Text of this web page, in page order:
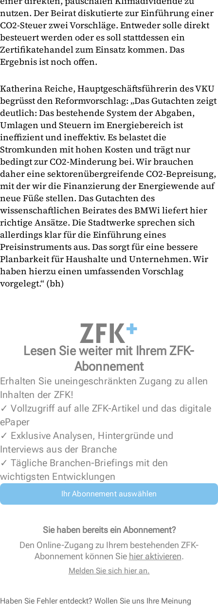
nutzen. Der Beirat diskutierte zur Einführung einer
CO2-Steuer zwei Vorschläge. Entweder solle direkt
besteuert werden oder es soll stattdessen ein
Zertifikatehandel zum Einsatz kommen. Das
Ergebnis ist noch offen.
Katherina Reiche, Hauptgeschäftsführerin des VKU
begrüsst den Reformvorschlag: „Das Gutachten zeigt
deutlich: Das bestehende System der Abgaben,
Umlagen und Steuern im Energiebereich ist
ineffizient und ineffektiv. Es belastet die
Stromkunden mit hohen Kosten und trägt nur
bedingt zur CO2-Minderung bei. Wir brauchen
daher eine sektorenübergreifende CO2-Bepreisung,
mit der wir die Finanzierung der Energiewende auf
neue Füße stellen. Das Gutachten des
wissenschaftlichen Beirates des BMWi liefert hier
richtige Ansätze. Die Stadtwerke sprechen sich
allerdings klar für die Einführung eines
Preisinstruments aus. Das sorgt für eine bessere
Planbarkeit für Haushalte und Unternehmen. Wir
haben hierzu einen umfassenden Vorschlag
vorgelegt.“ (bh)
Lesen Sie weiter mit Ihrem ZFK-
Abonnement
Erhalten Sie uneingeschränkten Zugang zu allen
Inhalten der ZFK!
✓ Vollzugriff auf alle ZFK-Artikel und das digitale
ePaper
✓ Exklusive Analysen, Hintergründe und
Interviews aus der Branche
✓ Tägliche Branchen-Briefings mit den
wichtigsten Entwicklungen
Ihr Abonnement auswählen
Sie haben bereits ein Abonnement?
Den Online-Zugang zu Ihrem bestehenden ZFK-
Abonnement können Sie hier aktivieren.
Melden Sie sich hier an.
Haben Sie Fehler entdeckt? Wollen Sie uns Ihre Meinung